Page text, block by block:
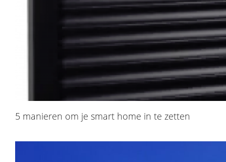
5 manieren om je smart home in te zetten